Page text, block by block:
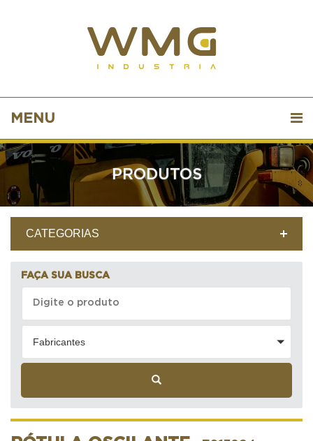
MENU
PRODUTOS
CATEGORIAS
FAÇA SUA BUSCA
Fabricantes